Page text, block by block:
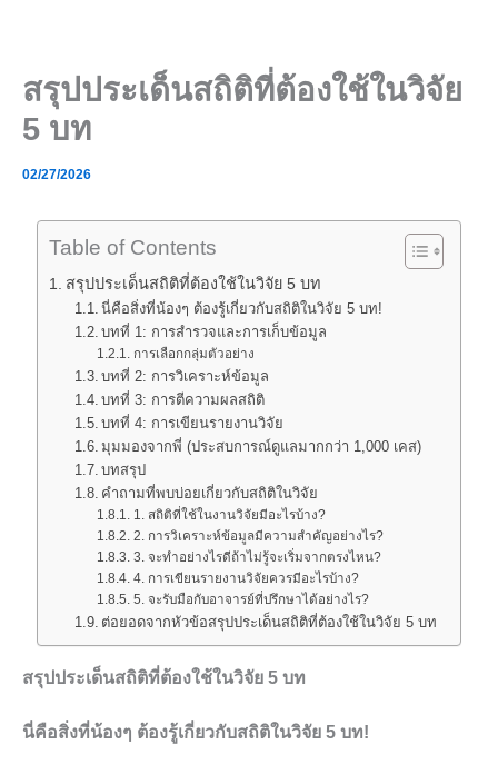
สรุปประเด็นสถิติที่ต้องใช้ในวิจัย
5 บท
02/27/2026
Table of Contents
สรุปประเด็นสถิติที่ต้องใช้ในวิจัย 5 บท
นี่คือสิ่งที่น้องๆ ต้องรู้เกี่ยวกับสถิติในวิจัย 5 บท!
บทที่ 1: การสำรวจและการเก็บข้อมูล
การเลือกกลุ่มตัวอย่าง
บทที่ 2: การวิเคราะห์ข้อมูล
บทที่ 3: การตีความผลสถิติ
บทที่ 4: การเขียนรายงานวิจัย
มุมมองจากพี่ (ประสบการณ์ดูแลมากกว่า 1,000 เคส)
บทสรุป
คำถามที่พบบ่อยเกี่ยวกับสถิติในวิจัย
1. สถิติที่ใช้ในงานวิจัยมีอะไรบ้าง?
2. การวิเคราะห์ข้อมูลมีความสำคัญอย่างไร?
3. จะทำอย่างไรดีถ้าไม่รู้จะเริ่มจากตรงไหน?
4. การเขียนรายงานวิจัยควรมีอะไรบ้าง?
5. จะรับมือกับอาจารย์ที่ปรึกษาได้อย่างไร?
ต่อยอดจากหัวข้อสรุปประเด็นสถิติที่ต้องใช้ในวิจัย 5 บท
สรุปประเด็นสถิติที่ต้องใช้ในวิจัย 5 บท
นี่คือสิ่งที่น้องๆ ต้องรู้เกี่ยวกับสถิติในวิจัย 5 บท!